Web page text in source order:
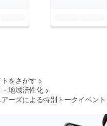
をさがす >
地域活性化 >
アーズによる特別トークイベント